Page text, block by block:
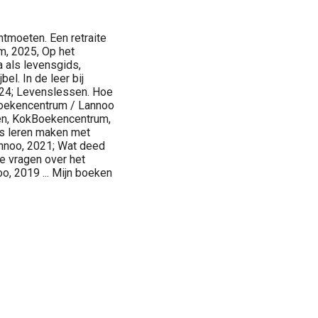
Een retraite
2025, Op het
als levensgids,
In de leer bij
Levenslessen. Hoe
/ Lannoo
KokBoekencentrum,
leren maken met
2021; Wat deed
vragen over het
2019 ... Mijn boeken